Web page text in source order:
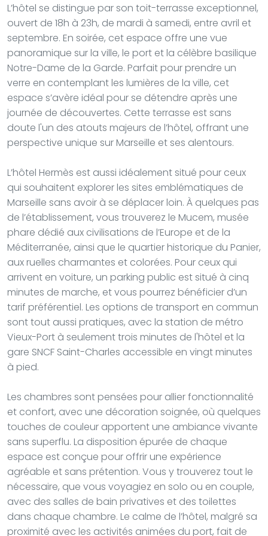
L’hôtel se distingue par son toit-terrasse exceptionnel,
ouvert de 18h à 23h, de mardi à samedi, entre avril et
septembre. En soirée, cet espace offre une vue
panoramique sur la ville, le port et la célèbre basilique
Notre-Dame de la Garde. Parfait pour prendre un
verre en contemplant les lumières de la ville, cet
espace s’avère idéal pour se détendre après une
journée de découvertes. Cette terrasse est sans
doute l'un des atouts majeurs de l’hôtel, offrant une
perspective unique sur Marseille et ses alentours.
L’hôtel Hermès est aussi idéalement situé pour ceux
qui souhaitent explorer les sites emblématiques de
Marseille sans avoir à se déplacer loin. À quelques pas
de l’établissement, vous trouverez le Mucem, musée
phare dédié aux civilisations de l’Europe et de la
Méditerranée, ainsi que le quartier historique du Panier,
aux ruelles charmantes et colorées. Pour ceux qui
arrivent en voiture, un parking public est situé à cinq
minutes de marche, et vous pourrez bénéficier d’un
tarif préférentiel. Les options de transport en commun
sont tout aussi pratiques, avec la station de métro
Vieux-Port à seulement trois minutes de l'hôtel et la
gare SNCF Saint-Charles accessible en vingt minutes
à pied.
Les chambres sont pensées pour allier fonctionnalité
et confort, avec une décoration soignée, où quelques
touches de couleur apportent une ambiance vivante
sans superflu. La disposition épurée de chaque
espace est conçue pour offrir une expérience
agréable et sans prétention. Vous y trouverez tout le
nécessaire, que vous voyagiez en solo ou en couple,
avec des salles de bain privatives et des toilettes
dans chaque chambre. Le calme de l’hôtel, malgré sa
proximité avec les activités animées du port, fait de